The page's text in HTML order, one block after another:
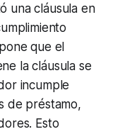
una cláusula en
que el
la cláusula se
incumple
de préstamo,
Esto